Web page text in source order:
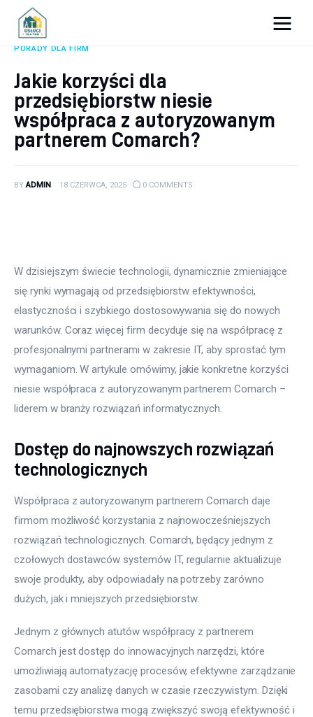
Prowadzenie firmy
Urządzanie biura
Marketing firm
Zdrowie pracowników
Pozostałe
PORADY DLA FIRM
Jakie korzyści dla
przedsiębiorstw niesie
współpraca z autoryzowanym
partnerem Comarch?
BY ADMIN 18 CZERWCA, 2025 0 COMMENTS
W dzisiejszym świecie technologii, dynamicznie zmieniające
się rynki wymagają od przedsiębiorstw efektywności,
elastyczności i szybkiego dostosowywania się do nowych
warunków. Coraz więcej firm decyduje się na współpracę z
profesjonalnymi partnerami w zakresie IT, aby sprostać tym
wymaganiom. W artykule omówimy, jakie konkretne korzyści
niesie współpraca z autoryzowanym partnerem Comarch –
liderem w branży rozwiązań informatycznych.
Dostęp do najnowszych rozwiązań
technologicznych
Współpraca z autoryzowanym partnerem Comarch daje
firmom możliwość korzystania z najnowocześniejszych
rozwiązań technologicznych. Comarch, będący jednym z
czołowych dostawców systemów IT, regularnie aktualizuje
swoje produkty, aby odpowiadały na potrzeby zarówno
dużych, jak i mniejszych przedsiębiorstw.
Jednym z głównych atutów współpracy z partnerem
Comarch jest dostęp do innowacyjnych narzędzi, które
umożliwiają automatyzację procesów, efektywne zarządzanie
zasobami czy analizę danych w czasie rzeczywistym. Dzięki
temu przedsiębiorstwa mogą zwiększyć swoją efektywność i